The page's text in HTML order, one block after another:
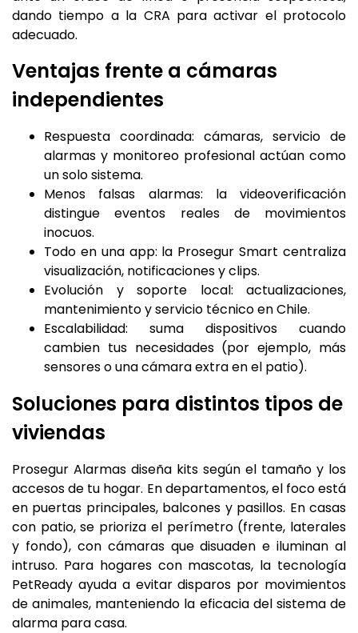
dando tiempo a la CRA para activar el protocolo
adecuado.
Ventajas frente a cámaras
independientes
Respuesta coordinada: cámaras, servicio de
alarmas y monitoreo profesional actúan como
un solo sistema.
Menos falsas alarmas: la videoverificación
distingue eventos reales de movimientos
inocuos.
Todo en una app: la Prosegur Smart centraliza
visualización, notificaciones y clips.
Evolución y soporte local: actualizaciones,
mantenimiento y servicio técnico en Chile.
Escalabilidad: suma dispositivos cuando
cambien tus necesidades (por ejemplo, más
sensores o una cámara extra en el patio).
Soluciones para distintos tipos de
viviendas
Prosegur Alarmas diseña kits según el tamaño y los
accesos de tu hogar. En departamentos, el foco está
en puertas principales, balcones y pasillos. En casas
con patio, se prioriza el perímetro (frente, laterales
y fondo), con cámaras que disuaden e iluminan al
intruso. Para hogares con mascotas, la tecnología
PetReady ayuda a evitar disparos por movimientos
de animales, manteniendo la eficacia del sistema de
alarma para casa.